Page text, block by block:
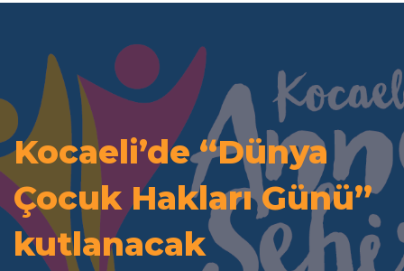
Kocaeli’de “Dünya
Çocuk Hakları Günü”
kutlanacak